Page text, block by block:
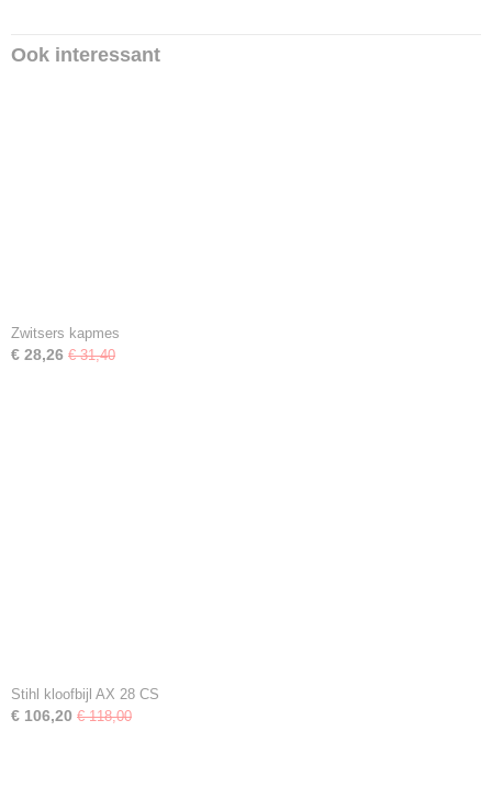
Ook interessant
Zwitsers kapmes
€ 28,26 € 31,40
Stihl kloofbijl AX 28 CS
€ 106,20 € 118,00